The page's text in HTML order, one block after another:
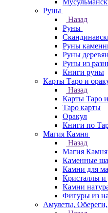
Руны
Назад
Руны
Руны
Руны
Руны из
Книги руны
Карты Таро и
Назад
Карты Таро
Таро карты
Оракул
Книги по
Магия Камня
Назад
Магия Камня
Каменные
Камни для
Кристаллы и
Камни
Фигуры из
Амулеты,